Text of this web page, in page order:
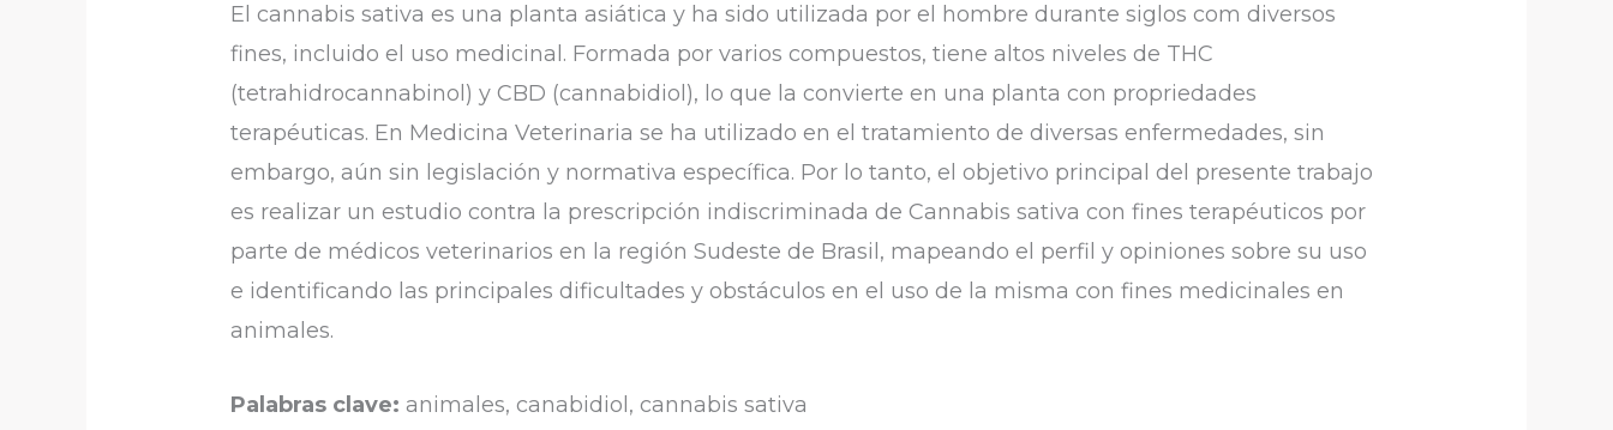
El cannabis sativa es una planta asiática y ha sido utilizada por el hombre durante siglos com diversos
fines, incluido el uso medicinal. Formada por varios compuestos, tiene altos niveles de THC
(tetrahidrocannabinol) y CBD (cannabidiol), lo que la convierte en una planta con propriedades
terapéuticas. En Medicina Veterinaria se ha utilizado en el tratamiento de diversas enfermedades, sin
embargo, aún sin legislación y normativa específica. Por lo tanto, el objetivo principal del presente trabajo
es realizar un estudio contra la prescripción indiscriminada de Cannabis sativa con fines terapéuticos por
parte de médicos veterinarios en la región Sudeste de Brasil, mapeando el perfil y opiniones sobre su uso
e identificando las principales dificultades y obstáculos en el uso de la misma con fines medicinales en
animales.
Palabras clave: animales, canabidiol, cannabis sativa